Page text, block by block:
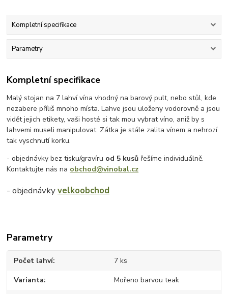
Kompletní specifikace
Parametry
Kompletní specifikace
Malý stojan na 7 lahví vína vhodný na barový pult, nebo stůl, kde
nezabere příliš mnoho místa. Lahve jsou uloženy vodorovně a jsou
vidět jejich etikety, vaši hosté si tak mou vybrat víno, aniž by s
lahvemi museli manipulovat. Zátka je stále zalita vínem a nehrozí
tak vyschnutí korku.
- objednávky bez tisku/gravíru od 5 kusů řešíme individuálně.
Kontaktujte nás na obchod@vinobal.cz
- objednávkyvelkoobchod
Parametry
Počet lahví 7 ks
Varianta Mořeno barvou teak